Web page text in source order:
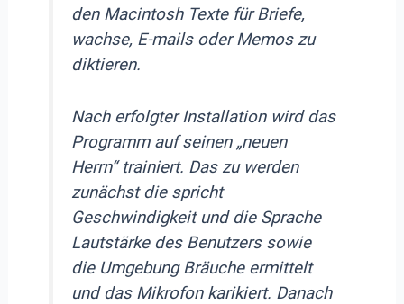
den Macintosh Texte für Briefe,
wachse, E-mails oder Memos zu
diktieren.
Nach erfolgter Installation wird das
Programm auf seinen „neuen
Herrn“ trainiert. Das zu werden
zunächst die spricht
Geschwindigkeit und die Sprache
Lautstärke des Benutzers sowie
die Umgebung Bräuche ermittelt
und das Mikrofon karikiert. Danach